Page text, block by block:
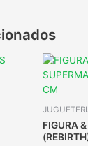
FIGURA